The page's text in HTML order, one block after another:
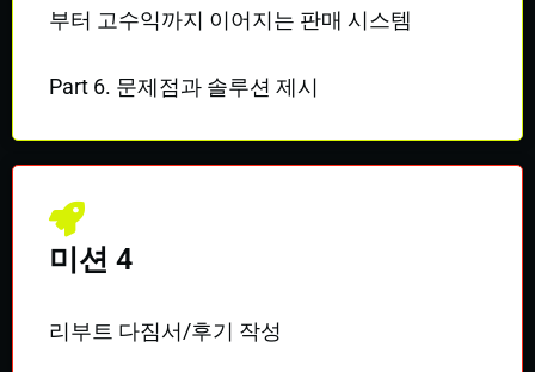
부터 고수익까지 이어지는 판매 시스템
Part 6. 문제점과 솔루션 제시
미션 4
리부트 다짐서/후기 작성